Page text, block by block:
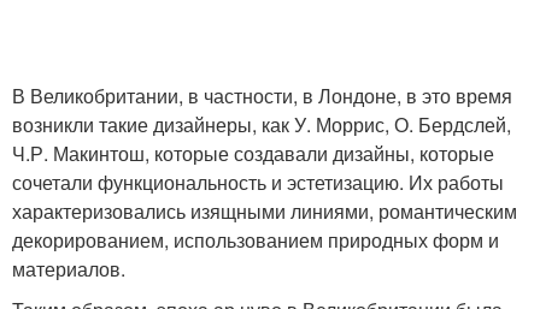
В Великобритании, в частности, в Лондоне, в это время
возникли такие дизайнеры, как У. Моррис, О. Бердслей,
Ч.Р. Макинтош, которые создавали дизайны, которые
сочетали функциональность и эстетизацию. Их работы
характеризовались изящными линиями, романтическим
декорированием, использованием природных форм и
материалов.